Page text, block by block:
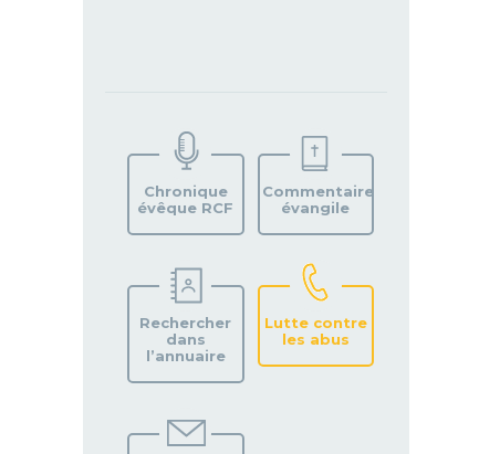
VOTRE
PAROISSE
Chronique
évêque RCF
Commentaire
évangile
Rechercher
dans
l’annuaire
Lutte contre
les abus